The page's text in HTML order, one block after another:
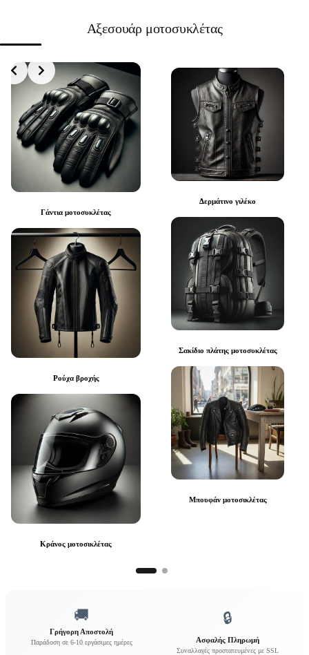
Αξεσουάρ μοτοσυκλέτας
Γάντια μοτοσυκλέτας
Ρούχα βροχής
Κράνος μοτοσικλέτας
Δερμάτινο γιλέκο
Σακίδιο πλάτης μοτοσυκλέτας
Μπουφάν μοτοσικλέτας
🚚
Γρήγορη Αποστολή
Παράδοση σε 6-10 εργάσιμες ημέρες
🔒
Ασφαλής Πληρωμή
Συναλλαγές προστατευμένες με SSL